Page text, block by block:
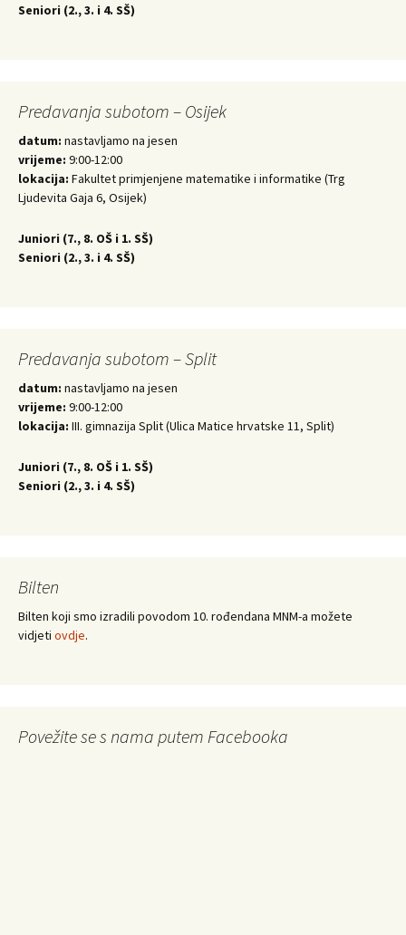
Seniori (2., 3. i 4. SŠ)
Predavanja subotom – Osijek
datum: nastavljamo na jesen
vrijeme: 9:00-12:00
lokacija: Fakultet primjenjene matematike i informatike (Trg
Ljudevita Gaja 6, Osijek)
Juniori (7., 8. OŠ i 1. SŠ)
Seniori (2., 3. i 4. SŠ)
Predavanja subotom – Split
datum: nastavljamo na jesen
vrijeme: 9:00-12:00
lokacija: III. gimnazija Split (Ulica Matice hrvatske 11, Split)
Juniori (7., 8. OŠ i 1. SŠ)
Seniori (2., 3. i 4. SŠ)
Bilten
Bilten koji smo izradili povodom 10. rođendana MNM-a možete
vidjeti ovdje.
Povežite se s nama putem Facebooka